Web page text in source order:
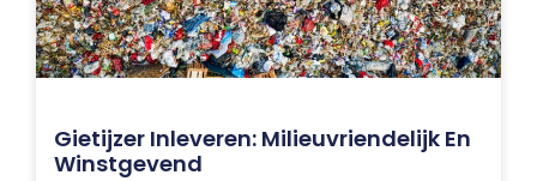
Gietijzer Inleveren: Milieuvriendelijk En
Winstgevend